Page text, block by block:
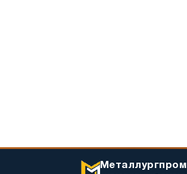
Металлургпром